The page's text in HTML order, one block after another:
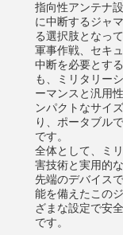
指向性アンテナ
に中断するジャ
る選択肢となって
軍事作戦、セキ
中断を必要とす
も、ミリタリー
ーマンスと汎用
ンパクトなサイ
り、ポータブル
です。
全体として、ミ
害技術と実用的
先端のデバイス
能を備えたこの
ざまな設定で安
です。